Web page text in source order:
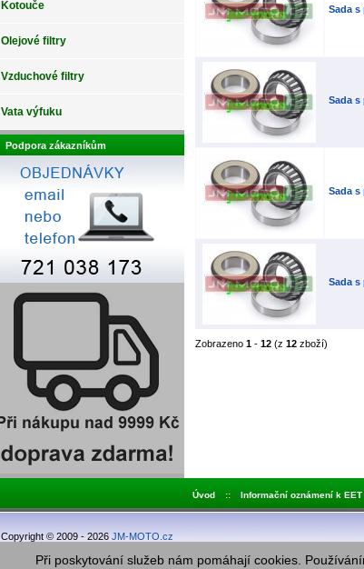
Kotouče
Olejové filtry
Vzduchové filtry
Vata výfuku
Podpora zákazníkům
Sada s
Sada s
Sada s
Sada s
Zobrazeno 1- 12(z 12zboží)
Úvod :: Informační oznámení k EET
Copyright © 2009 - 2026 JM-MOTO.cz
Při poskytování služeb nám pomáhají cookies.